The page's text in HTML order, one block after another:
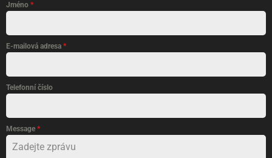
Jméno *
E-mailová adresa *
Telefonní číslo
Message *